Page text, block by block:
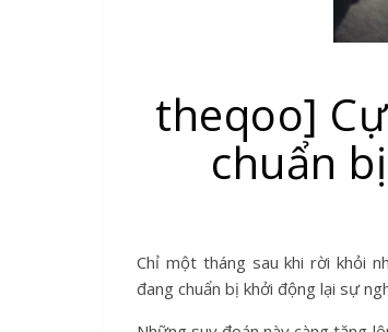
theqoo]
chuẩn
Chỉ một tháng sau khi rời khỏi
đang chuẩn bị khởi động lại sự